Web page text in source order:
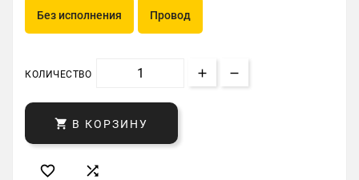
Без исполнения Провод
КОЛИЧЕСТВО
 В КОРЗИНУ
 